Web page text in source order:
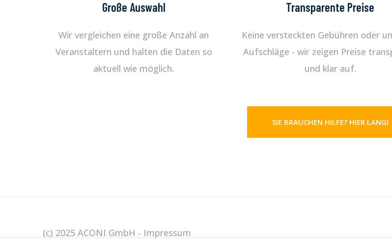
Große Auswahl
Wir vergleichen eine große Anzahl an
Veranstaltern und halten die Daten so
aktuell wie möglich.
Transparente Preise
Keine versteckten Gebühren oder
Aufschläge - wir zeigen Preise
und klar auf.
SIE BRAUCHEN HILFE? HIER LANG!
(c) 2025 ACONI GmbH - Impressum